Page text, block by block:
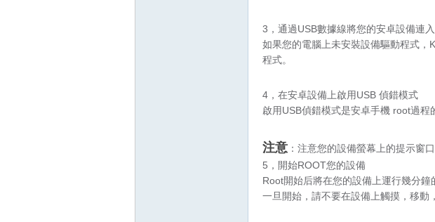
3，通過USB數據線將您的安卓設備連
如果您的電腦上未安裝設備驅動程式
程式。
4，在安卓設備上啟用USB 偵錯模式
啟用USB偵錯模式是安卓手機 root過程
注意 ：注意您的設備螢幕上的提示窗
5，開始ROOT您的設備
Root開始后將在您的設備上運行幾分
一旦開始，請不要在設備上觸摸，移動